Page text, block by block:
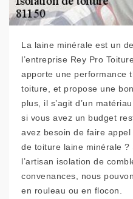
La laine minérale est un
l’entreprise Rey Pro
apporte une performance
toiture, et propose une
plus, il s’agit d’un
si vous avez un budget
avez besoin de faire
de toiture laine minérale ?
l’artisan isolation de
convenances, nous
en rouleau ou en flocon.